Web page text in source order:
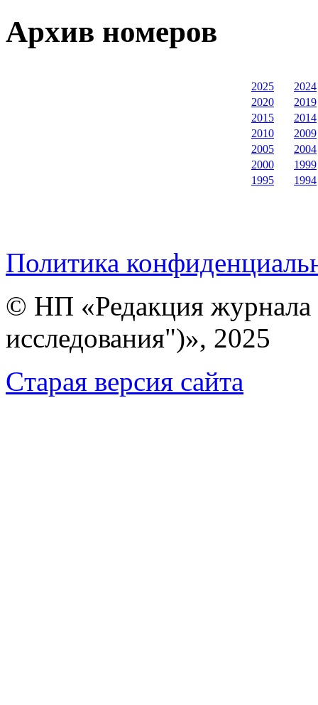
Архив номеров
2025
2024
2020
2019
2015
2014
2010
2009
2005
2004
2000
1999
1995
1994
Политика
© НП «Редакция
исследования")», 2025
Cтарая версия сайта